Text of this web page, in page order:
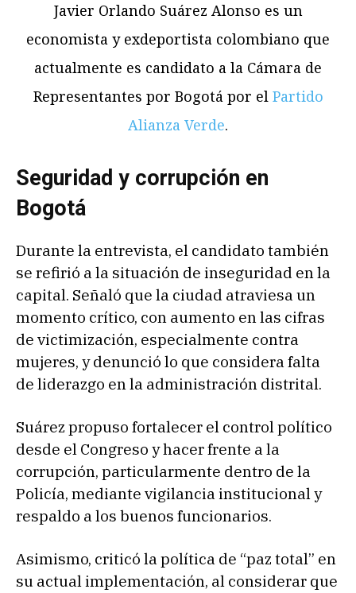
Javier Orlando Suárez Alonso es un
economista y exdeportista colombiano que
actualmente es candidato a la Cámara de
Representantes por Bogotá por el Partido
Alianza Verde.
Seguridad y corrupción en
Bogotá
Durante la entrevista, el candidato también
se refirió a la situación de inseguridad en la
capital. Señaló que la ciudad atraviesa un
momento crítico, con aumento en las cifras
de victimización, especialmente contra
mujeres, y denunció lo que considera falta
de liderazgo en la administración distrital.
Suárez propuso fortalecer el control político
desde el Congreso y hacer frente a la
corrupción, particularmente dentro de la
Policía, mediante vigilancia institucional y
respaldo a los buenos funcionarios.
Asimismo, criticó la política de “paz total” en
su actual implementación, al considerar que